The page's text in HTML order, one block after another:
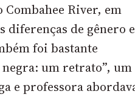
Combahee River, em
diferenças de gênero e
foi bastante
um retrato”, um
e professora